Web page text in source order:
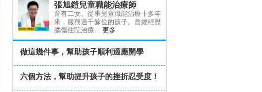
張旭鎧兒童職能治療師
育有二女。從事兒童職能治療十多年
來，服務過千餘位的孩子。曾經經歷
腦傷住院治療... 更多
做這幾件事，幫助孩子順利適應開學
六個方法，幫助提升孩子的挫折忍受度！